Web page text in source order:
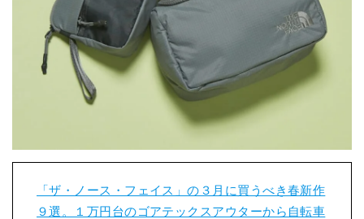
「ザ・ノース・フェイス」の３月に買うべき春新作
９選。１万円台のゴアテックスアウターから自転車